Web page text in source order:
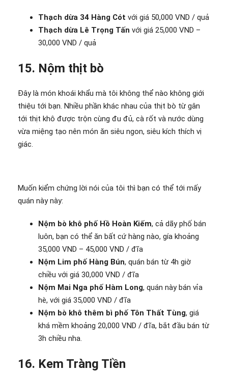
Thạch dừa 34 Hàng Cót với giá 50,000 VND / quả
Thạch dừa Lê Trọng Tấn với giá 25,000 VND –
30,000 VND / quả
15. Nộm thịt bò
Đây là món khoái khẩu mà tôi không thể nào không giới
thiệu tới bạn. Nhiều phần khác nhau của thịt bò từ gân
tới thịt khô được trộn cùng đu đủ, cà rốt và nước dùng
vừa miệng tạo nên món ăn siêu ngon, siêu kích thích vị
giác.
Muốn kiểm chứng lời nói của tôi thì bạn có thể tới mấy
quán này này:
Nộm bò khô phố Hồ Hoàn Kiếm, cả dãy phố bán
luôn, bạn có thể ăn bất cứ hàng nào, gía khoảng
35,000 VND – 45,000 VND / đĩa
Nộm Lim phố Hàng Bún, quán bán từ 4h giờ
chiều với giá 30,000 VND / đĩa
Nộm Mai Nga phố Hàm Long, quán này bán vỉa
hè, với giá 35,000 VND / đĩa
Nộm bò khô thêm bì phố Tôn Thất Tùng, giá
khá mềm khoảng 20,000 VND / đĩa, bắt đầu bán từ
3h chiều nha.
16. Kem Tràng Tiền